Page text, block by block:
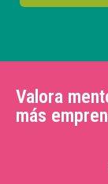
Valora
más